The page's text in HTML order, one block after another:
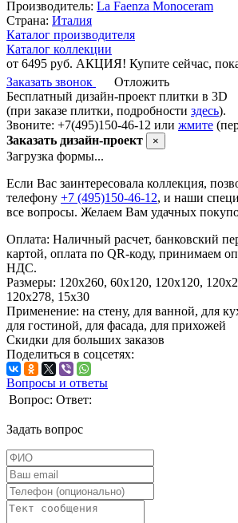
Производитель: La Faenza Monoceram
Страна: Италия
Каталог производителя
Каталог коллекции
от 6495 руб. АКЦИЯ! Купите сейчас, пока
Заказать звонок
Отложить
Бесплатный дизайн-проект плитки в 3D
(при заказе плитки, подробности здесь).
Звоните: +7(495)150-46-12 или жмите
Заказать дизайн-проект
×
Загрузка формы...
Если Вас заинтересовала коллекция,
телефону +7 (495)150-46-12, и наши
все вопросы. Желаем Вам удачных
Оплата: Наличный расчет, банковский
картой, оплата по QR-коду, принимаем
НДС.
Размеры: 120х260, 60x120, 120x120,
120x278, 15х30
Применение: на стену, для ванной, для
для гостиной, для фасада, для прихожей
Скидки для больших заказов
Поделиться в соцсетях:
Вопросы и ответы
Вопрос: Ответ:
Задать вопрос